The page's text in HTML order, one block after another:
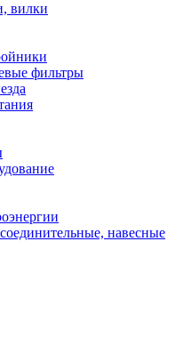
вилки
фильтры
навесные